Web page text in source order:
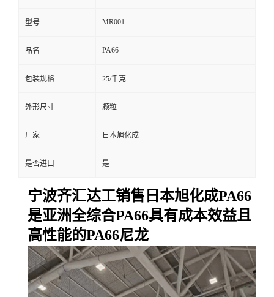
型号 MR001
品名 PA66
包装规格 25/千克
外形尺寸 颗粒
厂家 日本旭化成
是否进口 是
宁波齐汇达工销售日本旭化成PA66
是亚洲全综合PA66具有成本效益且
高性能的PA66尼龙